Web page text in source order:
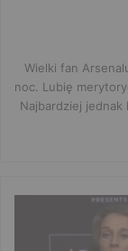
Wielki fan
noc. Lubię
Najbardziej